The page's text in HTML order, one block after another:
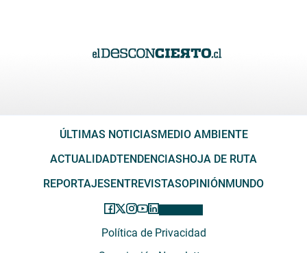
ÚLTIMAS NOTICIASMEDIO AMBIENTE
ACTUALIDADTENDENCIASHOJA DE RUTA
REPORTAJESENTREVISTASOPINIÓNMUNDO
Política de Privacidad